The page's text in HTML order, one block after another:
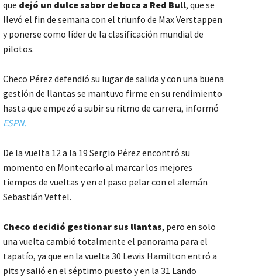
que dejó un dulce sabor de boca a Red Bull, que se
llevó el fin de semana con el triunfo de Max Verstappen
y ponerse como líder de la clasificación mundial de
pilotos.
Checo Pérez defendió su lugar de salida y con una buena
gestión de llantas se mantuvo firme en su rendimiento
hasta que empezó a subir su ritmo de carrera, informó
ESPN.
De la vuelta 12 a la 19 Sergio Pérez encontró su
momento en Montecarlo al marcar los mejores
tiempos de vueltas y en el paso pelar con el alemán
Sebastián Vettel.
Checo decidió gestionar sus llantas, pero en solo
una vuelta cambió totalmente el panorama para el
tapatío, ya que en la vuelta 30 Lewis Hamilton entró a
pits y salió en el séptimo puesto y en la 31 Lando